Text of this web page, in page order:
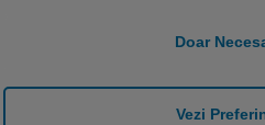
Doar
Vezi
© 2017 - Made by dtbaker